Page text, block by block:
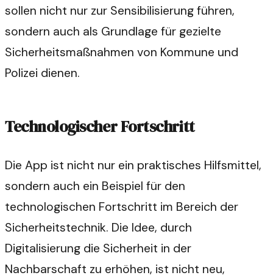
sollen nicht nur zur Sensibilisierung führen,
sondern auch als Grundlage für gezielte
Sicherheitsmaßnahmen von Kommune und
Polizei dienen.
Technologischer Fortschritt
Die App ist nicht nur ein praktisches Hilfsmittel,
sondern auch ein Beispiel für den
technologischen Fortschritt im Bereich der
Sicherheitstechnik. Die Idee, durch
Digitalisierung die Sicherheit in der
Nachbarschaft zu erhöhen, ist nicht neu,